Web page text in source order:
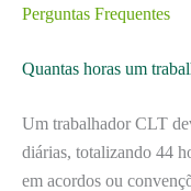
Perguntas Frequentes
Quantas horas um
Um trabalhador CLT
diárias, totalizando 44
em acordos ou